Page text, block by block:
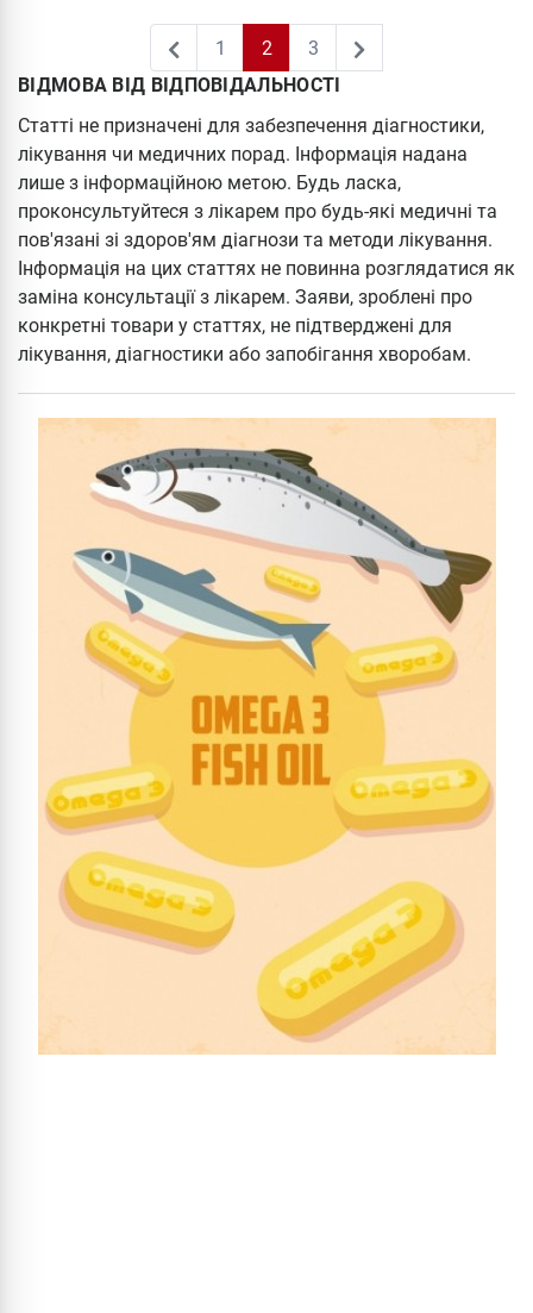
1
1 2 3
ВІДМОВА ВІД ВІДПОВІДАЛЬНОСТІ
Статті не призначені для забезпечення діагностики,
лікування чи медичних порад. Інформація надана
лише з інформаційною метою. Будь ласка,
проконсультуйтеся з лікарем про будь-які медичні та
пов'язані зі здоров'ям діагнози та методи лікування.
Інформація на цих статтях не повинна розглядатися як
заміна консультації з лікарем. Заяви, зроблені про
конкретні товари у статтях, не підтверджені для
лікування, діагностики або запобігання хворобам.